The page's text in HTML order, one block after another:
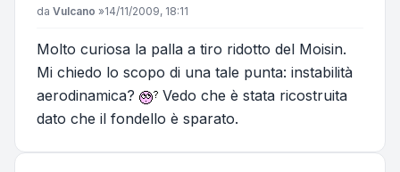
Messaggio
da Vulcano »14/11/2009, 18:11
Molto curiosa la palla a tiro ridotto del Moisin.
Mi chiedo lo scopo di una tale punta: instabilità
aerodinamica?
Vedo che è stata ricostruita
dato che il fondello è sparato.